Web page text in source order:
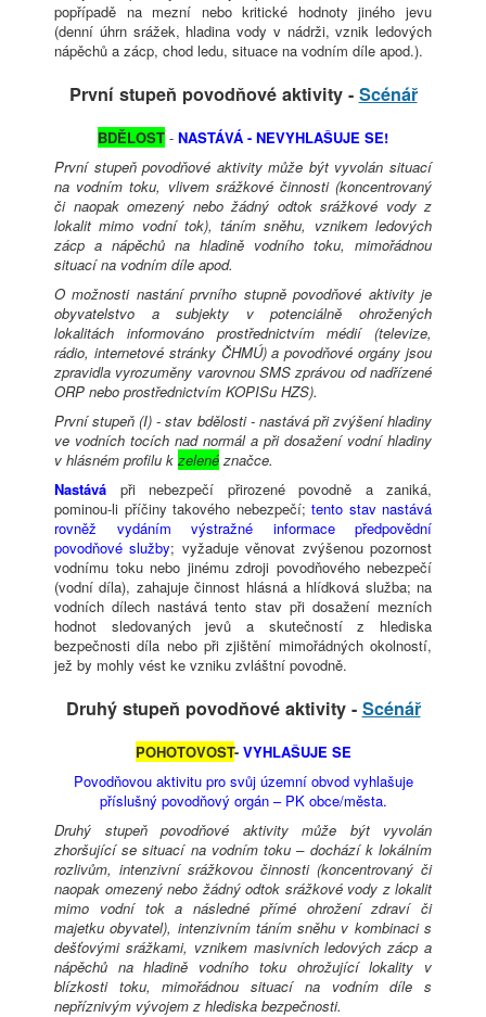
popřípadě na mezní nebo kritické hodnoty jiného jevu
(denní úhrn srážek, hladina vody v nádrži, vznik ledových
nápěchů a zácp, chod ledu, situace na vodním díle apod.).
První stupeň povodňové aktivity - Scénář
BDĚLOST - NASTÁVÁ - NEVYHLAŠUJE SE!
První stupeň povodňové aktivity může být vyvolán situací
na vodním toku, vlivem srážkové činnosti (koncentrovaný
či naopak omezený nebo žádný odtok srážkové vody z
lokalit mimo vodní tok), táním sněhu, vznikem ledových
zácp a nápěchů na hladině vodního toku, mimořádnou
situací na vodním díle apod.
O možnosti nastání prvního stupně povodňové aktivity je
obyvatelstvo a subjekty v potenciálně ohrožených
lokalitách informováno prostřednictvím médií (televize,
rádio, internetové stránky ČHMÚ) a povodňové orgány jsou
zpravidla vyrozuměny varovnou SMS zprávou od nadřízené
ORP nebo prostřednictvím KOPISu HZS).
První stupeň (I) - stav bdělosti - nastává při zvýšení hladiny
ve vodních tocích nad normál a při dosažení vodní hladiny
v hlásném profilu k zelené značce.
Nastává
při nebezpečí přirozené povodně a zaniká,
pominou-li příčiny takového nebezpečí; tento stav nastává
rovněž vydáním výstražné informace předpovědní
povodňové služby; vyžaduje věnovat zvýšenou pozornost
vodnímu toku nebo jinému zdroji povodňového nebezpečí
(vodní díla), zahajuje činnost hlásná a hlídková služba; na
vodních dílech nastává tento stav při dosažení mezních
hodnot sledovaných jevů a skutečností z hlediska
bezpečnosti díla nebo při zjištění mimořádných okolností,
jež by mohly vést ke vzniku zvláštní povodně.
Druhý stupeň povodňové aktivity - Scénář
POHOTOVOST- VYHLAŠUJE SE
Povodňovou aktivitu pro svůj územní obvod vyhlašuje
příslušný povodňový orgán – PK obce/města.
Druhý stupeň povodňové aktivity může být vyvolán
zhoršující se situací na vodním toku – dochází k lokálním
rozlivům, intenzivní srážkovou činnosti (koncentrovaný či
naopak omezený nebo žádný odtok srážkové vody z lokalit
mimo vodní tok a následné přímé ohrožení zdraví či
majetku obyvatel), intenzivním táním sněhu v kombinaci s
dešťovými srážkami, vznikem masivních ledových zácp a
nápěchů na hladině vodního toku ohrožující lokality v
blízkosti toku, mimořádnou situací na vodním díle s
nepříznivým vývojem z hlediska bezpečnosti.